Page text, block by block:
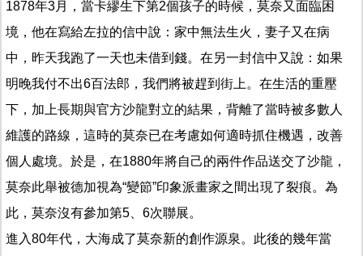
1878年3月，當卡繆生下第2個孩子的時候，莫奈又面臨困
境，他在寫給左拉的信中說：家中無法生火，妻子又在病
中，昨天我跑了一天也未借到錢。在另一封信中又說：如果
明晚我付不出6百法郎，我們將被趕到街上。在生活的重壓
下，加上長期與官方沙龍對立的結果，背離了當時被多數人
維護的路線，這時的莫奈已在考慮如何適時抓住機遇，改善
個人處境。於是，在1880年將自己的兩件作品送交了沙龍，
莫奈此舉被德加視為“變節”印象派畫家之間出現了裂痕。為
此，莫奈沒有參加第5、6次聯展。
進入80年代，大海成了莫奈新的創作源泉。此後的幾年當